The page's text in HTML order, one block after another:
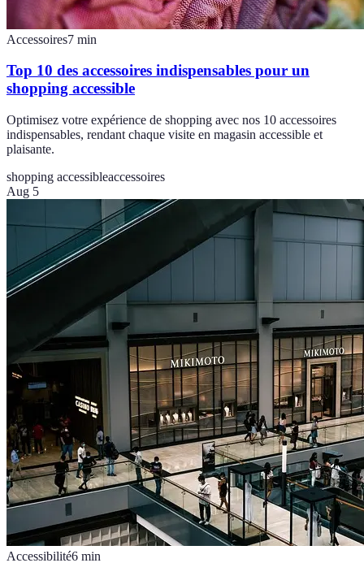
Accessoires7 min
Top 10 des accessoires indispensables pour un
shopping accessible
Optimisez votre expérience de shopping avec nos 10 accessoires
indispensables, rendant chaque visite en magasin accessible et
plaisante.
shopping accessibleaccessoires
Aug 5
Accessibilité6 min